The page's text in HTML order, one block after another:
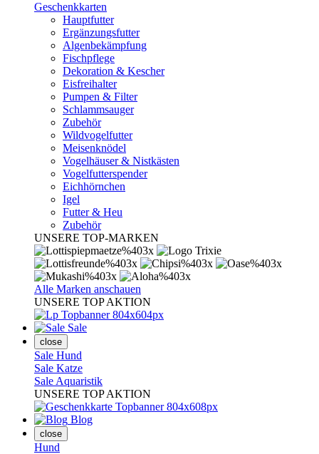
Geschenkkarten
Hauptfutter
Ergänzungsfutter
Algenbekämpfung
Fischpflege
Dekoration & Kescher
Eisfreihalter
Pumpen & Filter
Schlammsauger
Zubehör
Wildvogelfutter
Meisenknödel
Vogelhäuser & Nistkästen
Vogelfutterspender
Eichhörnchen
Igel
Futter & Heu
Zubehör
UNSERE TOP-MARKEN
Alle Marken anschauen
UNSERE TOP AKTION
Sale
close
Sale Hund
Sale Katze
Sale Aquaristik
UNSERE TOP AKTION
Blog
close
Hund